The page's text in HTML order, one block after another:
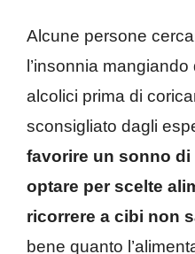
Alcune persone
l’insonnia
alcolici prima di
sconsigliato dagli
favorire un sonno
optare per scelte
ricorrere a cibi non
bene quanto